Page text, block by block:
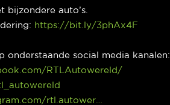
auto’s.
https://bit.ly/3phAx4F
onderstaande social media kanalen:
RTLAutowereld/
rtl.autower…